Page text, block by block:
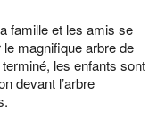
famille et les amis se
magnifique arbre de
les enfants sont
devant l’arbre